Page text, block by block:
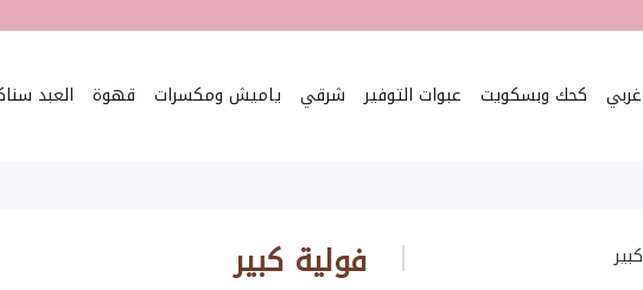
غربي كحك وبسكويت عبوات التوفير شرقي ياميش ومكسرات قهوة العبد
فولية كبير